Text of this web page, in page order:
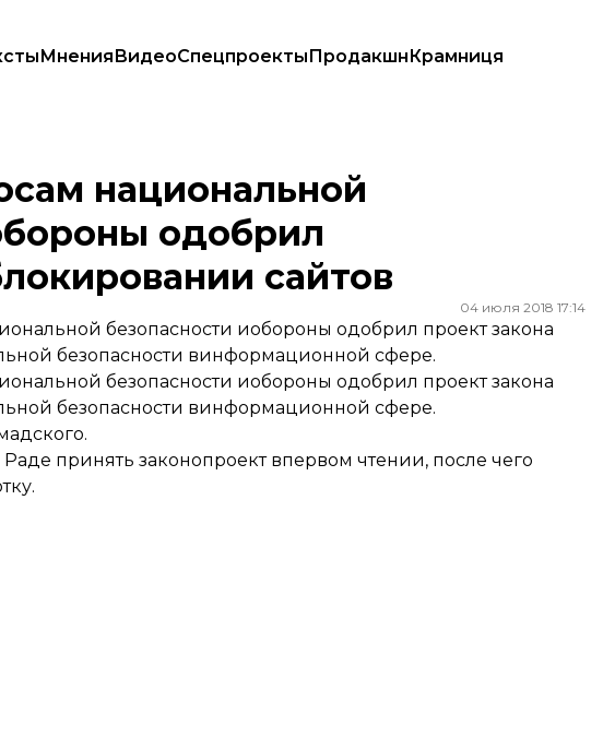
МненияВидеоСпецпроектыПродакшнКрамниця
обороны одобрил законопроект о блокировании сайтов
национальной
одобрил
сайтов
04 июля 2018 17:14
безопасности иобороны одобрил проект закона
безопасности винформационной сфере.
безопасности иобороны одобрил проект закона
безопасности винформационной сфере.
принять законопроект впервом чтении, после чего